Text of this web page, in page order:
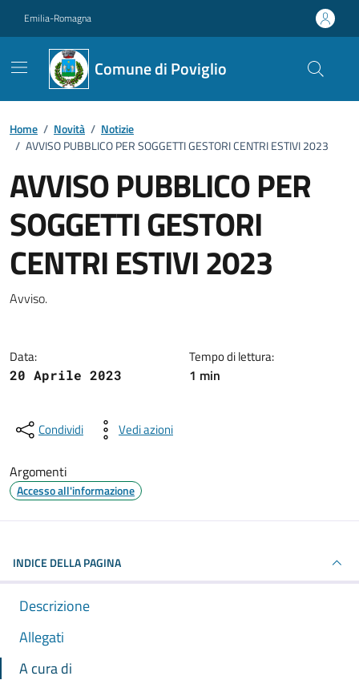
Emilia-Romagna
Comune di Poviglio
Home / Novità / Notizie
/ AVVISO PUBBLICO PER SOGGETTI GESTORI CENTRI ESTIVI 2023
AVVISO PUBBLICO PER
SOGGETTI GESTORI
CENTRI ESTIVI 2023
Dettagli della notizia
Avviso.
Data:
20 Aprile 2023
Tempo di lettura:
1 min
Condividi Vedi azioni
Argomenti
Accesso all'informazione
INDICE DELLA PAGINA
Descrizione
Allegati
A cura di